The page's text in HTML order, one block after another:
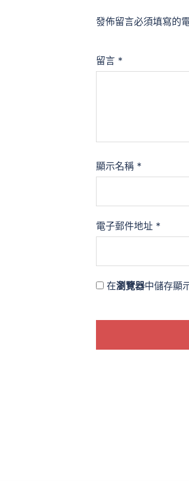
發佈留言必須填寫的
留言 *
顯示名稱 *
電子郵件地址 *
在瀏覽器中儲存顯